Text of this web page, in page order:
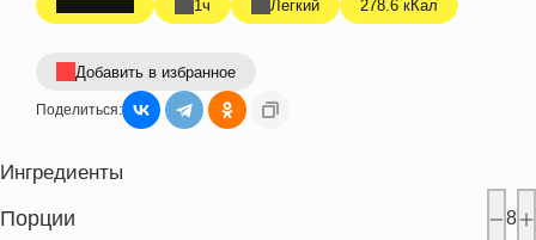
1ч Легкий 278.6 кКал
Добавить в избранное
Поделиться:
Ингредиенты
Порции 8